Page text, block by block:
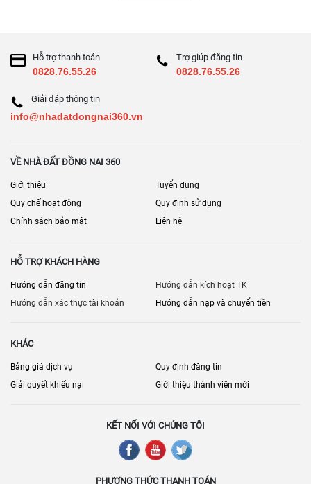
Hỗ trợ thanh toán
0828.76.55.26
Trợ giúp đăng tin
0828.76.55.26
Giải đáp thông tin
info@nhadatdongnai360.vn
VỀ NHÀ ĐẤT ĐỒNG NAI 360
Giới thiệu
Tuyển dụng
Quy chế hoạt động
Quy định sử dụng
Chính sách bảo mật
Liên hệ
HỖ TRỢ KHÁCH HÀNG
Hướng dẫn đăng tin
Hướng dẫn kích hoạt TK
Hướng dẫn xác thực tài khoản
Hướng dẫn nạp và chuyển tiền
KHÁC
Bảng giá dịch vụ
Quy định đăng tin
Giải quyết khiếu nại
Giới thiệu thành viên mới
KẾT NỐI VỚI CHÚNG TÔI
PHƯƠNG THỨC THANH TOÁN